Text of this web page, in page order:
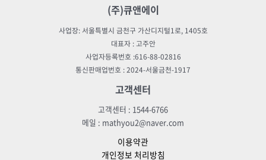
(주)큐앤에이
사업장: 서울특별시 금천구 가산디지털1로, 1405호
대표자 : 고주안
사업자등록번호 :616-88-02816
통신판매업번호 : 2024-서울금천-1917
고객센터
고객센터 : 1544-6766
메일 : mathyou2@naver.com
이용약관
개인정보 처리방침